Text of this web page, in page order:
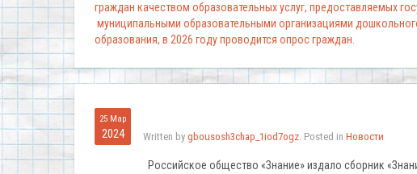
граждан качеством образовательных услуг, предоставляемых
муниципальными образовательными организациями
образования, в 2026 году проводится опрос граждан.
25 Мар
2024 Written by gbousosh3chap_1iod7ogz. Posted in Новости
Российское общество «Знание» издало сборник